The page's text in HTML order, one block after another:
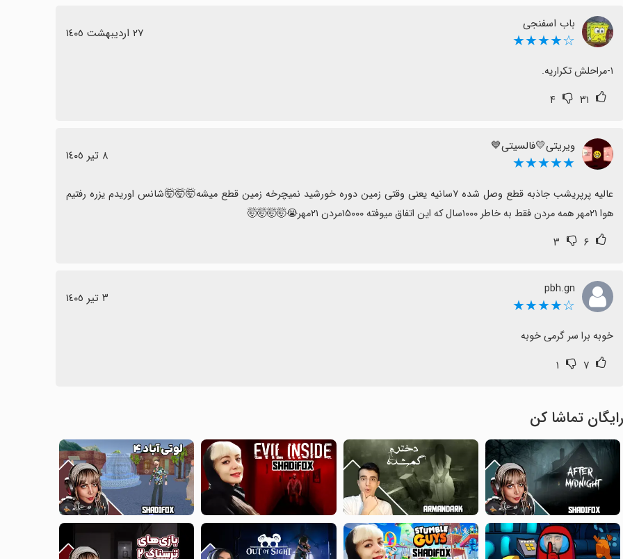
باب اسفنجی
☆★★★★ ٢٧ اردیبهشت ١٤٠٥
۱-مراحلش تکراریه.
۳۱ ۴
ویریتی💛فالسیتی💙
★★★★★ ٨ تیر ١٤٠٥
هوا ۲۱مهر همه مردن فقط به خاطر ۱۰۰۰سال که این اتفاق میوفته ۱۵۰۰۰مردن ۲۱مهر😭🤯🤯🤯🤯
۶ ۳
pbh.gn
☆★★★★ ٣ تیر ١٤٠٥
خوبه برا سر گرمی خوبه
۷ ۱
رایگان تماشا کن